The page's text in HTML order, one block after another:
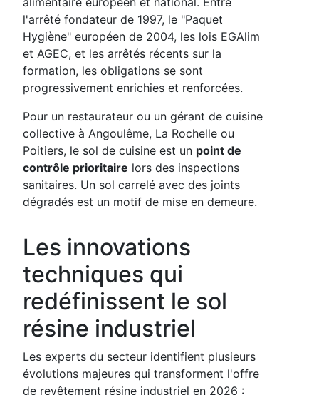
l'arrêté fondateur de 1997, le "Paquet
Hygiène" européen de 2004, les lois EGAlim
et AGEC, et les arrêtés récents sur la
formation, les obligations se sont
progressivement enrichies et renforcées.
Pour un restaurateur ou un gérant de cuisine
collective à Angoulême, La Rochelle ou
Poitiers, le sol de cuisine est un point de
contrôle prioritaire lors des inspections
sanitaires. Un sol carrelé avec des joints
dégradés est un motif de mise en demeure.
Les innovations
techniques qui
redéfinissent le sol
résine industriel
Les experts du secteur identifient plusieurs
évolutions majeures qui transforment l'offre
de revêtement résine industriel en 2026 :